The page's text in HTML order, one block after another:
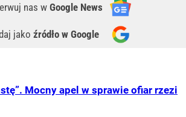
nas w Google News
jako źródło w Google
Mocny apel w sprawie ofiar rzezi